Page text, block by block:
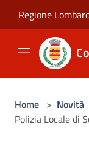
Regione
Home > Novità
Polizia Locale di